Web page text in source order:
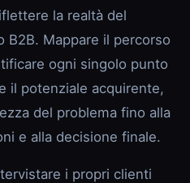
la realtà del
Mappare il percorso
ogni singolo punto
il potenziale acquirente,
del problema fino alla
e alla decisione finale.
i propri clienti